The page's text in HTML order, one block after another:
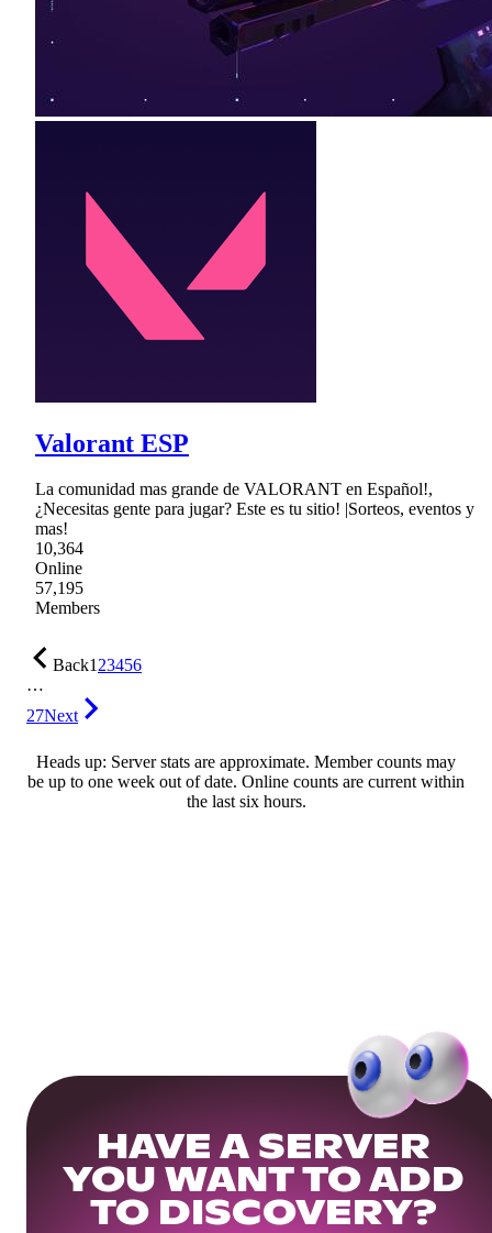
Valorant ESP
La comunidad mas grande de VALORANT en Español!,
¿Necesitas gente para jugar? Este es tu sitio! |Sorteos, eventos y
mas!
10,364
Online
57,195
Members
Back123456
…
27Next
Heads up: Server stats are approximate. Member counts may
be up to one week out of date. Online counts are current within
the last six hours.
HAVE A SERVER
YOU WANT TO ADD
TO DISCOVERY?